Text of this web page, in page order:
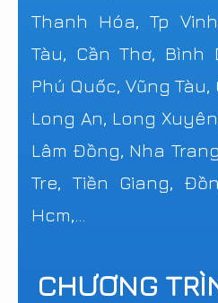
Thanh Hóa, Tp
Tàu, Cần Thơ, Bình
Phú Quốc, Vũng Tàu,
Long An, Long
Lâm Đồng, Nha
Tre, Tiền Giang,
Hcm,...
CHƯƠNG